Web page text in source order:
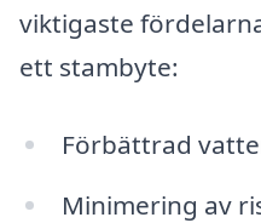
viktigaste
ett stambyte:
Förbättrad
Minimering av